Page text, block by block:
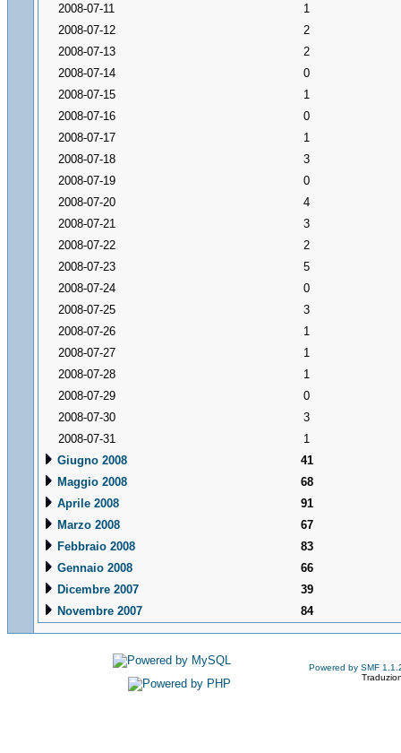
2008-07-11
1
2008-07-12
2
2008-07-13
2
2008-07-14
0
2008-07-15
1
2008-07-16
0
2008-07-17
1
2008-07-18
3
2008-07-19
0
2008-07-20
4
2008-07-21
3
2008-07-22
2
2008-07-23
5
2008-07-24
0
2008-07-25
3
2008-07-26
1
2008-07-27
1
2008-07-28
1
2008-07-29
0
2008-07-30
3
2008-07-31
1
Giugno 2008
41
Maggio 2008
68
Aprile 2008
91
Marzo 2008
67
Febbraio 2008
83
Gennaio 2008
66
Dicembre 2007
39
Novembre 2007
84
Powered by SMF